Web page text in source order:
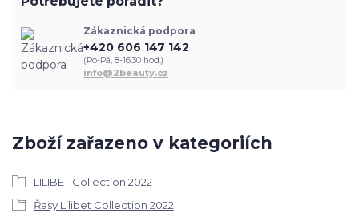
Zboží zařazeno v kategoriích
LILIBET Collection 2022
Řasy Lilibet Collection 2022
Zákaznická podpora
+420 606 147 142
(Po-Pá, 8-16.30 hod.)
info@2beauty.cz